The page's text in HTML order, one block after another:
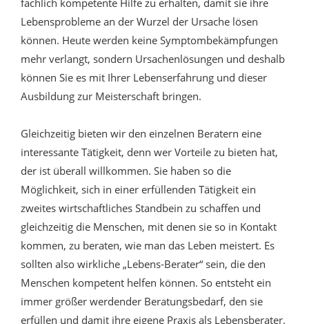
Lebensprobleme an der Wurzel der Ursache lösen
können. Heute werden keine Symptombekämpfungen
mehr verlangt, sondern Ursachenlösungen und deshalb
können Sie es mit Ihrer Lebenserfahrung und dieser
Ausbildung zur Meisterschaft bringen.
Gleichzeitig bieten wir den einzelnen Beratern eine
interessante Tätigkeit, denn wer Vorteile zu bieten hat,
der ist überall willkommen. Sie haben so die
Möglichkeit, sich in einer erfüllenden Tätigkeit ein
zweites wirtschaftliches Standbein zu schaffen und
gleichzeitig die Menschen, mit denen sie so in Kontakt
kommen, zu beraten, wie man das Leben meistert. Es
sollten also wirkliche „Lebens-Berater“ sein, die den
Menschen kompetent helfen können. So entsteht ein
immer größer werdender Beratungsbedarf, den sie
erfüllen und damit ihre eigene Praxis als Lebensberater.